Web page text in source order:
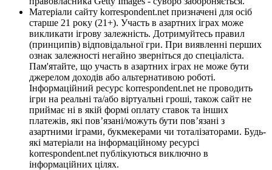
Матеріали сайту korrespondent.net призначені для осіб
старше 21 року (21+). Участь в азартних іграх може
викликати ігрову залежність. Дотримуйтесь правил
(принципів) відповідальної гри. При виявленні перших
ознак залежності негайно зверніться до спеціаліста.
Пам'ятайте, що участь в азартних іграх не може бути
джерелом доходів або альтернативою роботі.
Інформаційний ресурс korrespondent.net не проводить
ігри на реальні та/або віртуальні гроші, також сайт не
приймає ні в якій формі оплату ставок та інших
платежів, які пов’язані/можуть бути пов’язані з
азартними іграми, букмекерами чи тоталізаторами. Будь-
які матеріали на інформаційному ресурсі
korrespondent.net публікуються виключно в
інформаційних цілях.